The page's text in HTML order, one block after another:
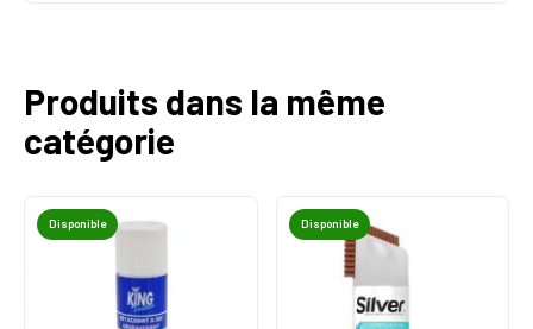
Produits dans la même
catégorie
Disponible Disponible